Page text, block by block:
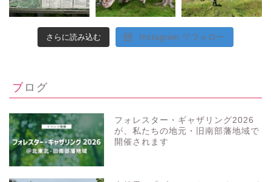
さらに読み込む Instagram でフォロー
ブログ
フォレスター・ギャザリング2026
が、私たちの地元・旧南部藩地域で
開催されます